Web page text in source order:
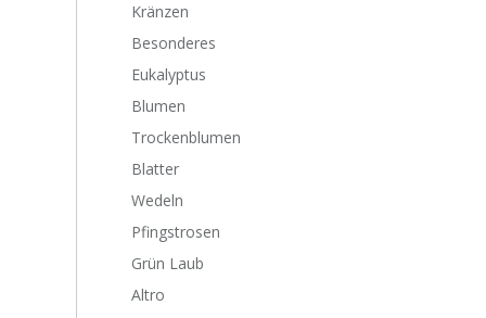
Kränzen
Besonderes
Eukalyptus
Blumen
Trockenblumen
Blatter
Wedeln
Pfingstrosen
Grün Laub
Altro